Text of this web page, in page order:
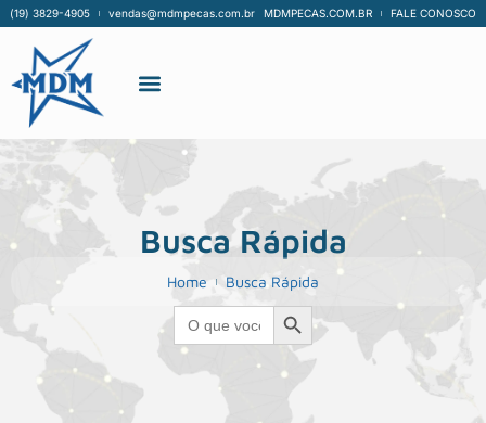
(19) 3829-4905 vendas@mdmpecas.com.br MDMPECAS.COM.BR FALE CONOSCO
Busca Rápida
Home Busca Rápida
Search
for:
Search Button